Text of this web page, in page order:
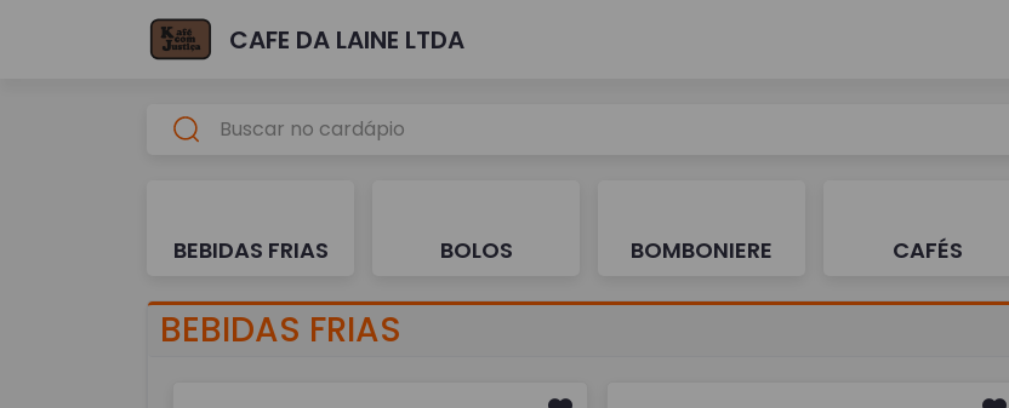
CAFE DA LAINE LTDA
BEBIDAS FRIAS BOLOS BOMBONIERE CAFÉS
BEBIDAS FRIAS